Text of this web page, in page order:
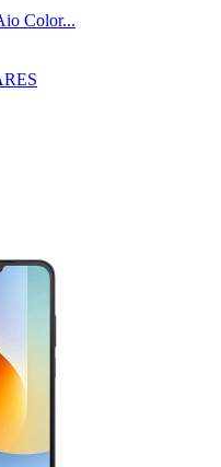
Color...